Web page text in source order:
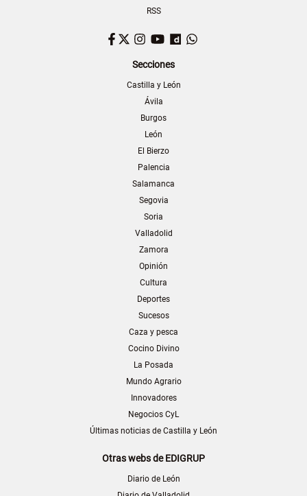
RSS
Facebook
TwitterInstagram
YouTubeDailymotion
Secciones
Castilla y León
Ávila
Burgos
León
El Bierzo
Palencia
Salamanca
Segovia
Soria
Valladolid
Zamora
Opinión
Cultura
Deportes
Sucesos
Caza y pesca
Cocino Divino
La Posada
Mundo Agrario
Innovadores
Negocios CyL
Últimas noticias de Castilla y León
Otras webs de EDIGRUP
Diario de León